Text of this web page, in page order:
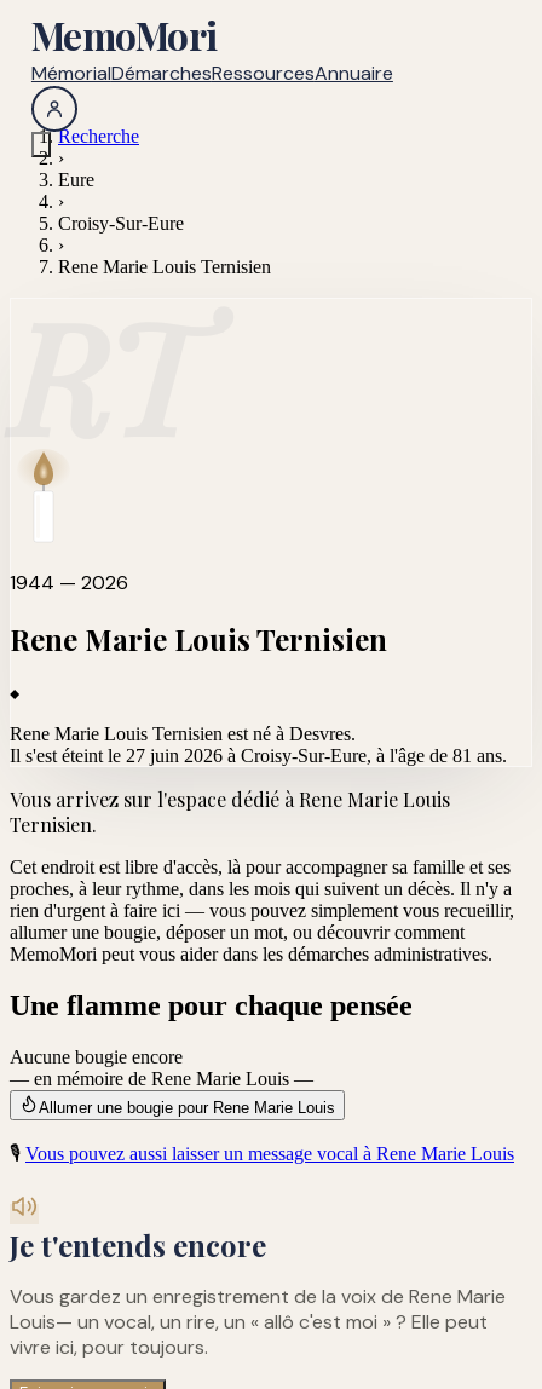
MemoMori
MémorialDémarchesRessourcesAnnuaire
Recherche
›
Eure
›
Croisy-Sur-Eure
›
Rene Marie Louis Ternisien
1944 — 2026
Rene Marie LouisTernisien
Rene Marie Louis Ternisien est né à Desvres.
Il s'est éteint le 27 juin 2026 à Croisy-Sur-Eure, à l'âge de 81 ans.
Vous arrivez sur l'espace dédié à Rene Marie Louis
Ternisien.
Cet endroit est libre d'accès, là pour accompagner sa famille et ses
proches, à leur rythme, dans les mois qui suivent un décès. Il n'y a
rien d'urgent à faire ici — vous pouvez simplement vous recueillir,
allumer une bougie, déposer un mot, ou découvrir comment
MemoMori peut vous aider dans les démarches administratives.
Une flamme pour chaque pensée
Aucune bougie encore
— en mémoire de Rene Marie Louis —
Allumer une bougie pour Rene Marie Louis
🎙️ Vous pouvez aussi laisser un message vocal à Rene Marie Louis
Je t'entends encore
Vous gardez un enregistrement de la voix de Rene Marie
Louis— un vocal, un rire, un « allô c'est moi » ? Elle peut
vivre ici, pour toujours.